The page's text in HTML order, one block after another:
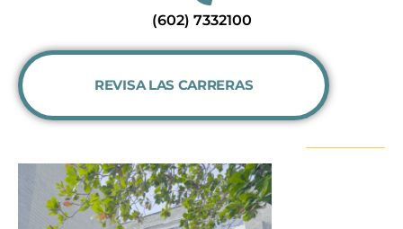
(602) 7332100
REVISA LAS CARRERAS